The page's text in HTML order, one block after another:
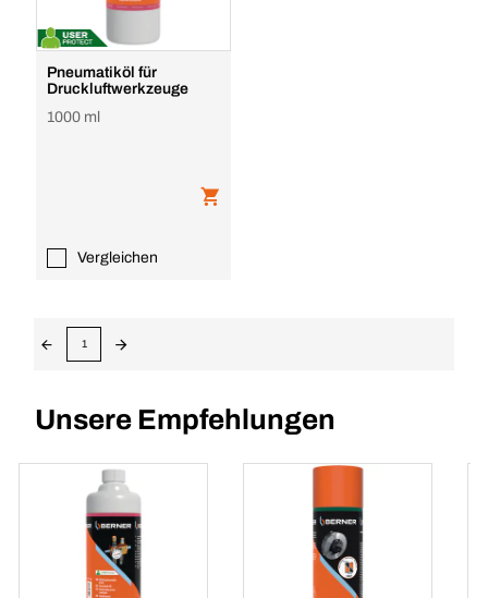
Pneumatiköl für
Druckluftwerkzeuge
1000 ml
Vergleichen
1
Unsere Empfehlungen